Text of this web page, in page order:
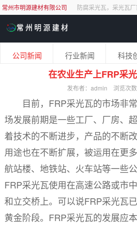
常州市明源建材有限公司 防腐采光瓦，采光瓦
公司新闻 行业新闻 科技
在农业生产上FRP采
发布者：admin 浏览次
目前，FRP采光瓦的市场非常
场发展前期是一些工厂、厂房、
着技术的不断进步，产品的不断
用途也在不断扩展，被运用在更
航站楼、地铁站、火车站等一些
FRP采光瓦使用在高速公路或市
和立交桥上。可以说FRP采光瓦
黄金阶段。FRP采光瓦的发展应